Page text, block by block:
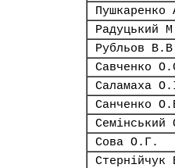
Пушкаренко
Радуцький
Рубльов
Савченко
Саламаха
Санченко
Семінський
Сова О.Г.
Стернійчук